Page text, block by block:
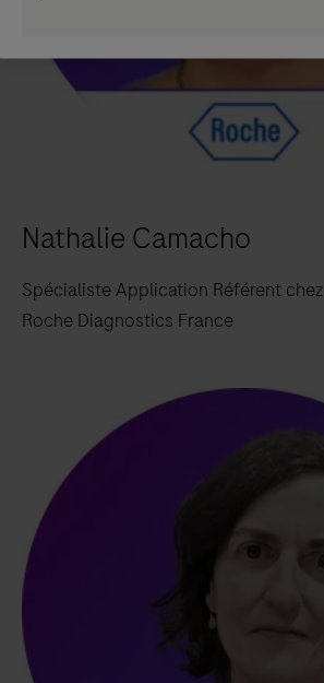
Nathalie Camacho
Spécialiste Application Référent chez
Roche Diagnostics France